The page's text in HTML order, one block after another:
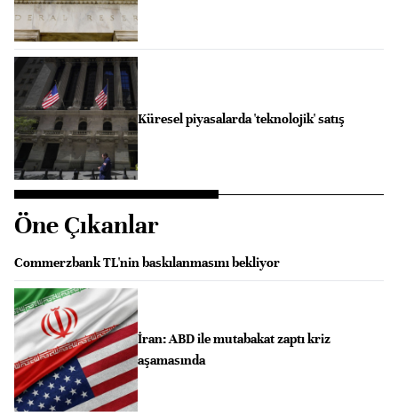
Küresel piyasalarda 'teknolojik' satış
Öne Çıkanlar
Commerzbank TL'nin baskılanmasını bekliyor
İran: ABD ile mutabakat zaptı kriz
aşamasında